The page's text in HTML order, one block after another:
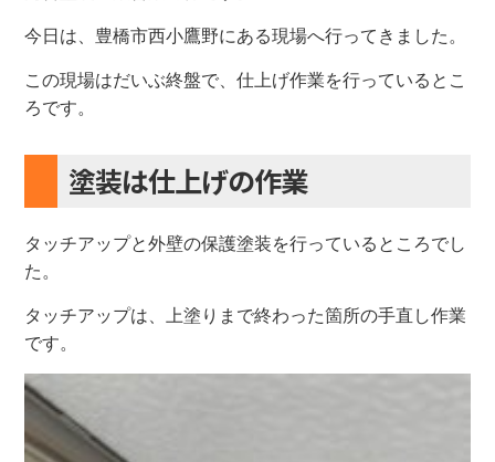
今日は、豊橋市西小鷹野にある現場へ行ってきました。
この現場はだいぶ終盤で、仕上げ作業を行っているとこ
ろです。
塗装は仕上げの作業
タッチアップと外壁の保護塗装を行っているところでし
た。
タッチアップは、上塗りまで終わった箇所の手直し作業
です。